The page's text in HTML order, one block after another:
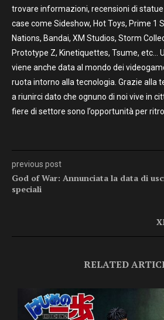
trovare informazioni, recensioni di
case come Sideshow, Hot Toys, Prime 1
Nations, Bandai, XM Studios, Storm
Prototype Z, Kinetiquettes, Tsume, etc…
viene anche data al mondo dei
ruota intorno alla tecnologia. Grazie alla
a riunirci dato che ognuno di noi vive in
fiere di settore sono l’opportunità per
previous post
God of War: Annunciata la data di
speciali
RELATED